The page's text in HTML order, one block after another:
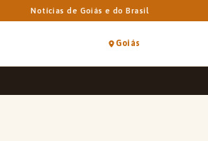
Notícias de Goiás e do Brasil
Goiás